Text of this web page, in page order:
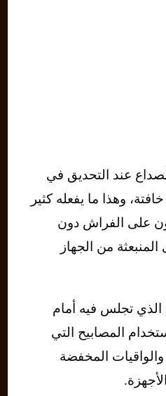
عند التحديق في
وهذا ما يفعله كثير
على الفراش دون
من الجهاز
الذي تجلس فيه أمام
المصابيح التي
المخفضة